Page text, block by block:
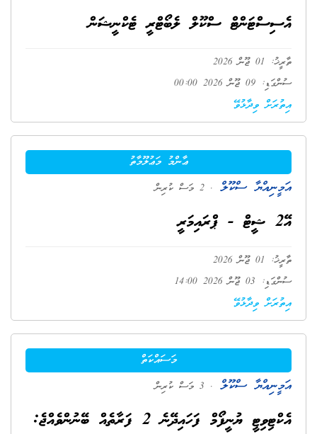
އެސިސްޓަންޓް ސްކޫލް ލެބޯޓްރީ ޓެކްނީޝަން
ތާރީޚު: 01 ޖޫން 2026
ސުންގަޑި: 09 ޖޫން 2026 00:00
އިތުރަށް ވިދާޅުވޭ
ޢާންމު މަޢުލޫމާތު
އަމީނިއްޔާ ސްކޫލް . 2 މަސް ކުރިން
އޭ2 ޝީޓް - ޕްރައިމަރީ
ތާރީޚު: 01 ޖޫން 2026
ސުންގަޑި: 03 ޖޫން 2026 14:00
އިތުރަށް ވިދާޅުވޭ
މަސައްކަތް
އަމީނިއްޔާ ސްކޫލް . 3 މަސް ކުރިން
އެކްޓިވިޓީ ޔުނީފޯމް ފަހައިދޭނެ 2 ފަރާތެއް ބޭނުންވެއްޖެ: